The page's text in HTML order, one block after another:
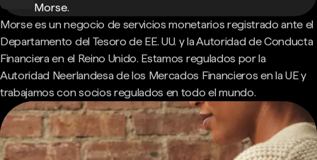
Morse.
Morse es un negocio de servicios monetarios registrado ante el
Departamento del Tesoro de EE. UU. y la Autoridad de Conducta
Financiera en el Reino Unido. Estamos regulados por la
Autoridad Neerlandesa de los Mercados Financieros en la UE y
trabajamos con socios regulados en todo el mundo.